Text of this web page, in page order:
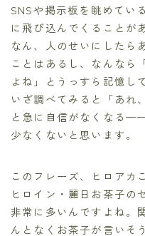
SNSや掲示板を眺めてい
に飛び込んでくることが
なん、人のせいにしたら
ことはあるし、なんなら
よね」とうっすら記憶し
いざ調べてみると「あれ
と急に自信がなくなる
少なくないと思います。
このフレーズ、ヒロアカ
ヒロイン・麗日お茶子の
非常に多いんですよね。
んとなくお茶子が言いそ